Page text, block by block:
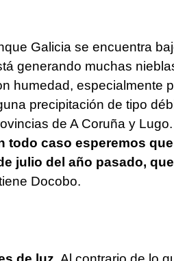
Galicia se encuentra
generando muchas
humedad, especialmente
precipitación de tipo
de A Coruña y Lugo.
todo caso esperemos
julio del año pasado,
Docobo.